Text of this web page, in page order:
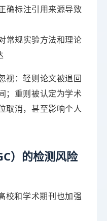
确标注引用来源导致
常规实验方法和理论
视：轻则论文被退回
；重则被认定为学术
取消，甚至影响个人
）的检测风险
校和学术期刊也加强